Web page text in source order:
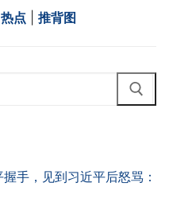
点 推背图
手，见到习近平后怒骂：